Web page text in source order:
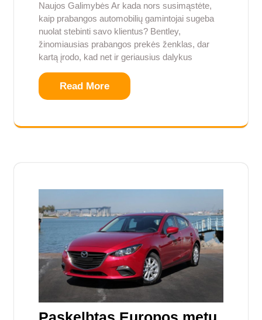
Naujos Galimybės Ar kada nors susimąstėte,
kaip prabangos automobilių gamintojai sugeba
nuolat stebinti savo klientus? Bentley,
žinomiausias prabangos prekės ženklas, dar
kartą įrodo, kad net ir geriausius dalykus
Read More